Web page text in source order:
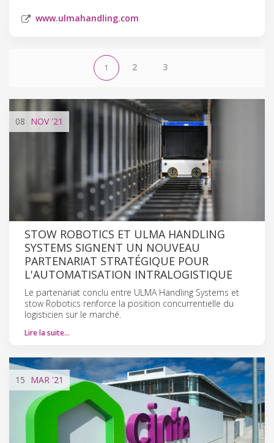
www.ulmahandling.com
1 2 3
08 NOV'21
STOW ROBOTICS ET ULMA HANDLING
SYSTEMS SIGNENT UN NOUVEAU
PARTENARIAT STRATÉGIQUE POUR
L'AUTOMATISATION INTRALOGISTIQUE
Le partenariat conclu entre ULMA Handling Systems et
stow Robotics renforce la position concurrentielle du
logisticien sur le marché.
Lire la suite…
15 MAR '21